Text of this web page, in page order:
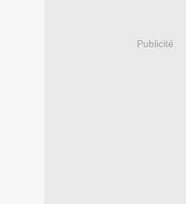
Publicité